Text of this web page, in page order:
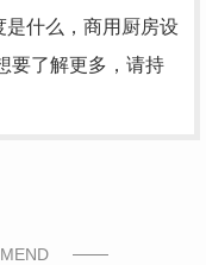
是什么，商用厨房设
要了解更多，请持